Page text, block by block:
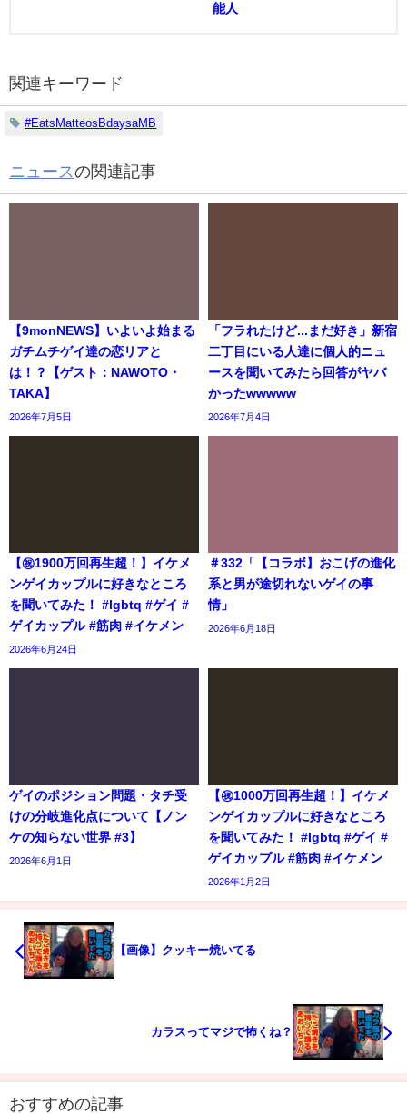
能人
関連キーワード
#EatsMatteosBdaysaMB
ニュースの関連記事
【9monNEWS】いよいよ始まる
ガチムチゲイ達の恋リアと
は！？【ゲスト：NAWOTO・
TAKA】
2026年7月5日
「フラれたけど...まだ好き」新宿
二丁目にいる人達に個人的ニュ
ースを聞いてみたら回答がヤバ
かったwwwww
2026年7月4日
【㊗️1900万回再生超！】イケメ
ンゲイカップルに好きなところ
を聞いてみた！ #lgbtq #ゲイ #
ゲイカップル #筋肉 #イケメン
2026年6月24日
＃332「【コラボ】おこげの進化
系と男が途切れないゲイの事
情」
2026年6月18日
ゲイのポジション問題・タチ受
けの分岐進化点について【ノン
ケの知らない世界 #3】
2026年6月1日
【㊗️1000万回再生超！】イケメ
ンゲイカップルに好きなところ
を聞いてみた！ #lgbtq #ゲイ #
ゲイカップル #筋肉 #イケメン
2026年1月2日
【画像】クッキー焼いてる
カラスってマジで怖くね？
おすすめの記事